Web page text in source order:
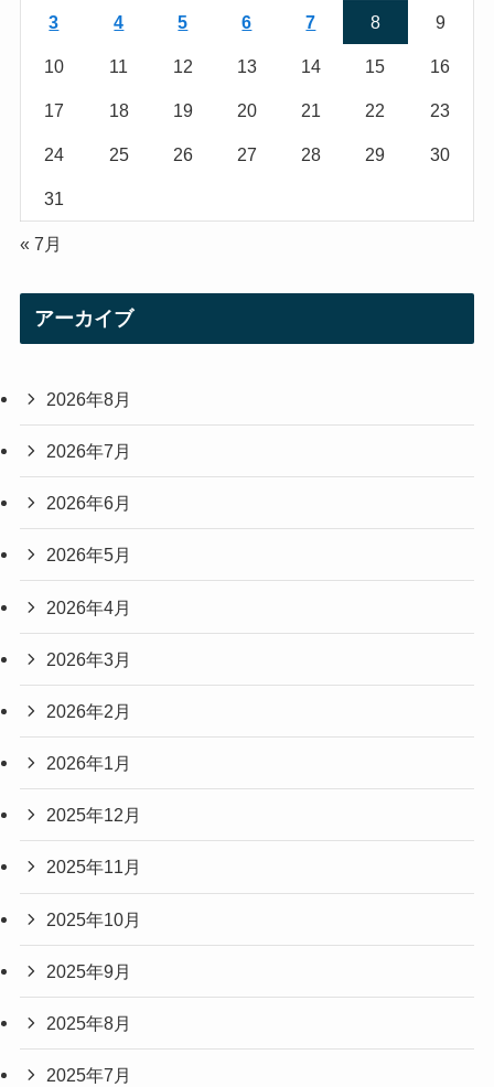
3 4 5 6 7 8 9
10 11 12 13 14 15 16
17 18 19 20 21 22 23
24 25 26 27 28 29 30
31
« 7月
アーカイブ
2026年8月
2026年7月
2026年6月
2026年5月
2026年4月
2026年3月
2026年2月
2026年1月
2025年12月
2025年11月
2025年10月
2025年9月
2025年8月
2025年7月